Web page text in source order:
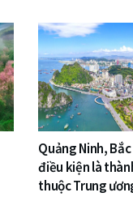
Quảng Ninh,
điều kiện là
thuộc Trung